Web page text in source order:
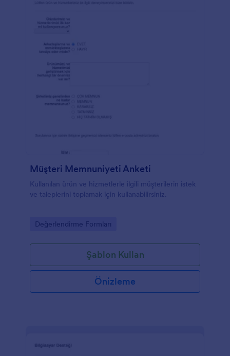
Müşteri Memnuniyeti Anketi
Kullanılan ürün ve hizmetlerle ilgili müşterilerin istek
ve taleplerini toplamak için kullanabilirsiniz.
Go to Category:
Değerlendirme Formları
Şablon Kullan
Önizleme